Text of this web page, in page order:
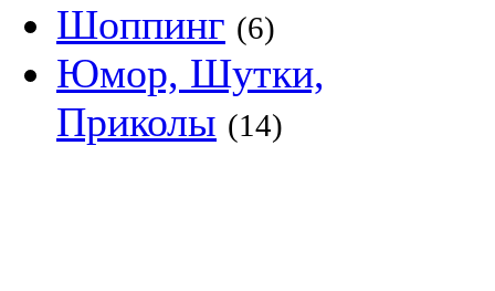
Шоппинг (6)
Юмор, Шутки,
Приколы (14)